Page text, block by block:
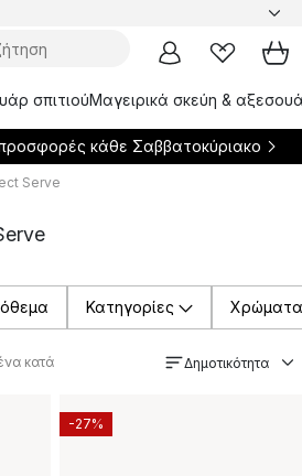
σπιτιούΜαγειρικά σκεύη &
κάθε Σαββατοκύριακο
Serve
Κατηγορίες Χρώματα
κατά Δημοτικότητα
-27%